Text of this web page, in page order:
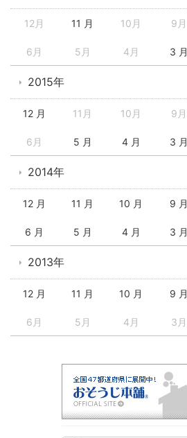
12月 11 月 10月 9月
6月 5月 4月 3 月
2015年
12 月 11月 10月 9月
6月 5 月 4 月 3 月
2014年
12 月 11 月 10 月 9 月
6 月 5 月 4 月 3 月
2013年
12 月 11 月 10 月 9 月
6月 5月 4月 3月